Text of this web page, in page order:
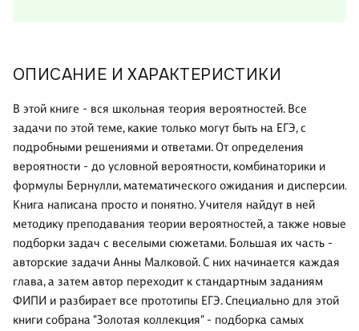
ОПИСАНИЕ И ХАРАКТЕРИСТИКИ
В этой книге - вся школьная теория вероятностей. Все
задачи по этой теме, какие только могут быть на ЕГЭ, с
подробными решениями и ответами. От определения
вероятности - до условной вероятности, комбинаторики и
формулы Бернулли, математического ожидания и дисперсии.
Книга написана просто и понятно. Учителя найдут в ней
методику преподавания теории вероятностей, а также новые
подборки задач с веселыми сюжетами. Большая их часть -
авторские задачи Анны Малковой. С них начинается каждая
глава, а затем автор переходит к стандартным заданиям
ФИПИ и разбирает все прототипы ЕГЭ. Специально для этой
книги собрана "Золотая коллекция" - подборка самых